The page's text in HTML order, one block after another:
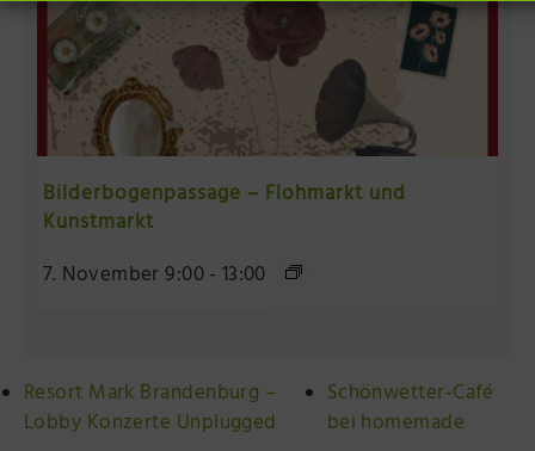
Bilderbogenpassage – Flohmarkt und
Kunstmarkt
7. November 9:00-13:00
Resort Mark Brandenburg –
Lobby Konzerte Unplugged
Schönwetter-Café
bei homemade